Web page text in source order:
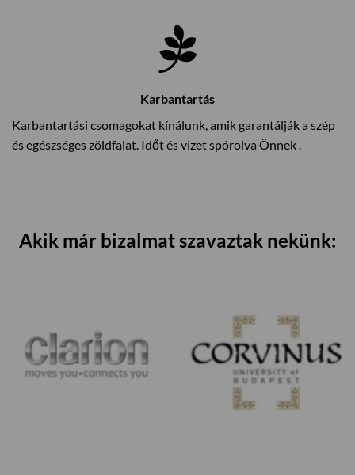
Karbantartás
Karbantartási csomagokat kínálunk, amik garantálják a szép
és egészséges zöldfalat. Időt és vizet spórolva Önnek .
Akik már bizalmat szavaztak nekünk: